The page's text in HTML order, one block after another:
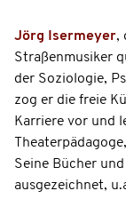
Jörg Isermeyer,
Straßenmusiker
der Soziologie,
zog er die freie
Karriere vor und
Seine Bücher
ausgezeichnet,